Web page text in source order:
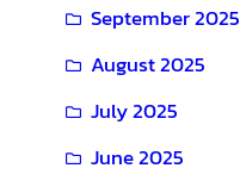
September 2025
August 2025
July 2025
June 2025